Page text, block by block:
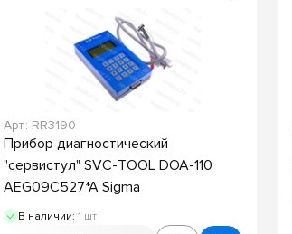
Арт.: RR3190
Прибор диагностический
"сервистул" SVC-TOOL DOA-110
AEG09C527*A Sigma
В наличии: 1 шт